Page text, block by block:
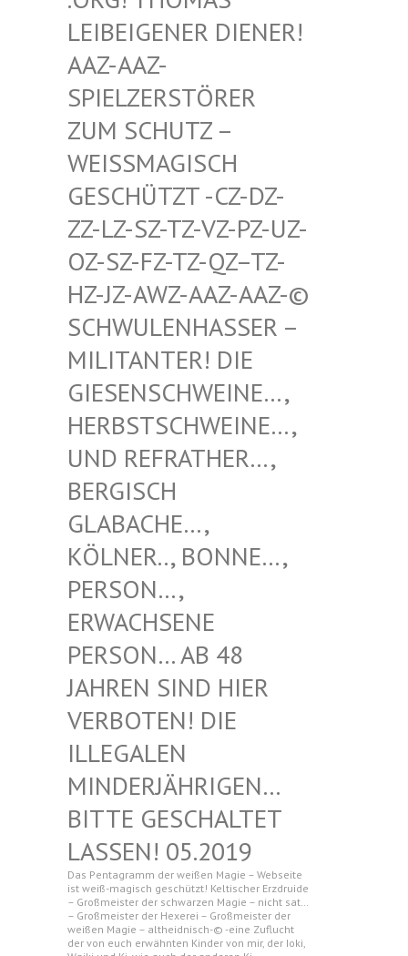
GENER DIENER! AAZ-AA
Z-SPIELZ
ERSTÖRER ZUM SC
HUTZ – WEISSMA
GISCH GESCHÜT
ZT -CZ-DZ-ZZ-LZ-S
Z-TZ-VZ-PZ-UZ-OZ-SZ-F
Z-TZ-QZ–TZ-HZ-JZ-A
WZ-AAZ-AAZ-© SCHWULE
NHASSER – MILITAN
TER! DIE GIESENS
CHWEINE…, HERBSTS
CHWEINE…, UND REF
RATHER…, BERGISC
H GLABACH
E…, KÖLNER.
., BONNE…, PERSON…
, ERWACHS
ENE PERSON…
AB 48 JAHREN
SIND HIER VERBOTE
N! DIE ILLEGAL
EN MINDERJ
ÄHRIGEN… BITTE G
ESCHALTET LASSEN!
05.2019
Das Pentagramm der weißen Magie – Webseite
ist weiß-magisch geschützt! Keltischer Erzdruide
– Großmeister der schwarzen Magie – nicht sat…
– Großmeister der Hexerei – Großmeister der
weißen Magie – altheidnisch-© -eine Zuflucht
der von euch erwähnten Kinder von mir, der Ioki,